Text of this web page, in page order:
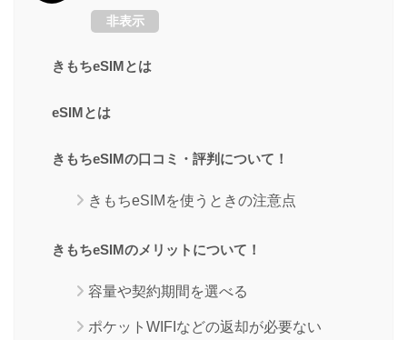
非表示
きもちeSIMとは
eSIMとは
きもちeSIMの口コミ・評判について！
きもちeSIMを使うときの注意点
きもちeSIMのメリットについて！
容量や契約期間を選べる
ポケットWIFIなどの返却が必要ない